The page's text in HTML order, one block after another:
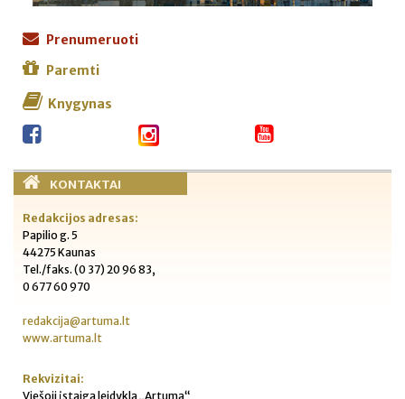
Prenumeruoti
Paremti
Knygynas
KONTAKTAI
Redakcijos adresas:
Papilio g. 5
44275 Kaunas
Tel./faks. (0 37) 20 96 83,
0 677 60 970
redakcija@artuma.lt
www.artuma.lt
Rekvizitai:
Viešoji įstaiga leidykla „Artuma“